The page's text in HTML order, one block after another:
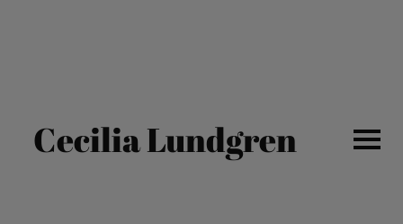
Cecilia Lundgren